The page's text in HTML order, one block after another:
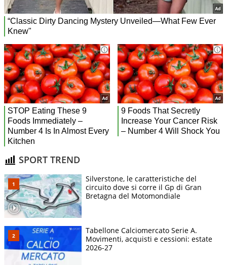
SPORT TREND
Silverstone, le caratteristiche del
circuito dove si corre il Gp di Gran
Bretagna del Motomondiale
Tabellone Calciomercato Serie A.
Movimenti, acquisti e cessioni: estate
2026-27